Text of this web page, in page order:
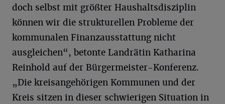
doch selbst mit größter Haushaltsdisziplin
können wir die strukturellen Probleme der
kommunalen Finanzausstattung nicht
ausgleichen“, betonte Landrätin Katharina
Reinhold auf der Bürgermeister-Konferenz.
„Die kreisangehörigen Kommunen und der
Kreis sitzen in dieser schwierigen Situation in